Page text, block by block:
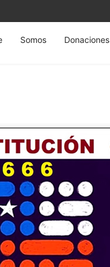
Somos Donaciones